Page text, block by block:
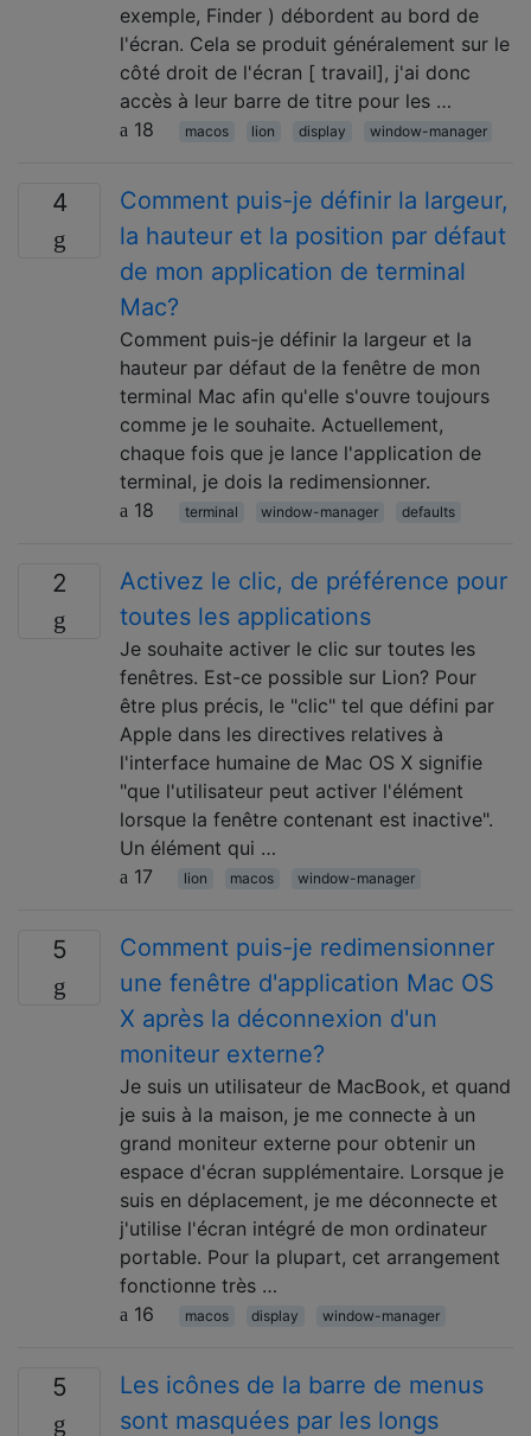
exemple, Finder ) débordent au bord de
l'écran. Cela se produit généralement sur le
côté droit de l'écran [ travail], j'ai donc
accès à leur barre de titre pour les …
18
macos lion display window-manager
4
Comment puis-je définir la largeur,
la hauteur et la position par défaut
de mon application de terminal
Mac?
Comment puis-je définir la largeur et la
hauteur par défaut de la fenêtre de mon
terminal Mac afin qu'elle s'ouvre toujours
comme je le souhaite. Actuellement,
chaque fois que je lance l'application de
terminal, je dois la redimensionner.
18
terminal window-manager defaults
2
Activez le clic, de préférence pour
toutes les applications
Je souhaite activer le clic sur toutes les
fenêtres. Est-ce possible sur Lion? Pour
être plus précis, le "clic" tel que défini par
Apple dans les directives relatives à
l'interface humaine de Mac OS X signifie
"que l'utilisateur peut activer l'élément
lorsque la fenêtre contenant est inactive".
Un élément qui …
17
lion macos window-manager
5
Comment puis-je redimensionner
une fenêtre d'application Mac OS
X après la déconnexion d'un
moniteur externe?
Je suis un utilisateur de MacBook, et quand
je suis à la maison, je me connecte à un
grand moniteur externe pour obtenir un
espace d'écran supplémentaire. Lorsque je
suis en déplacement, je me déconnecte et
j'utilise l'écran intégré de mon ordinateur
portable. Pour la plupart, cet arrangement
fonctionne très …
16
macos display window-manager
5
Les icônes de la barre de menus
sont masquées par les longs